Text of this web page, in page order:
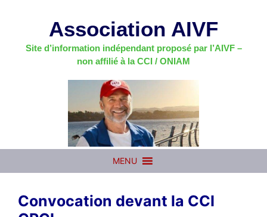
Association AIVF
Site d’information indépendant proposé par l’AIVF –
non affilié à la CCI / ONIAM
MENU
Convocation devant la CCI